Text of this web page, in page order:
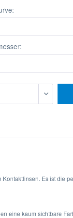
Es ist die
eine kaum sichtbare